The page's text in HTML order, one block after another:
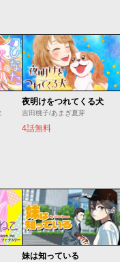
夜明けをつれてくる犬
吉田桃子/あまぎ夏芽
4話無料
妹は知っている